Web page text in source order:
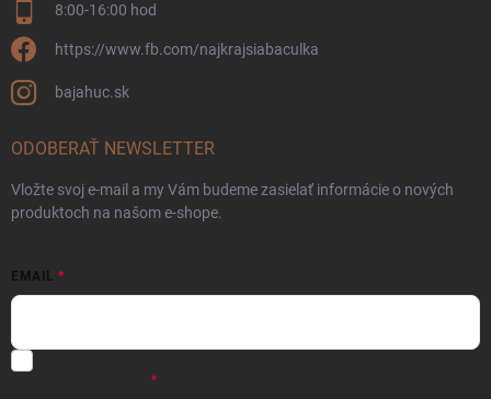
8:00-16:00 hod
https://www.fb.com/najkrajsiabaculka
bajahuc.sk
ODOBERAŤ NEWSLETTER
Vložte svoj e-mail a my Vám budeme zasielať informácie o nových
produktoch na našom e-shope.
EMAIL